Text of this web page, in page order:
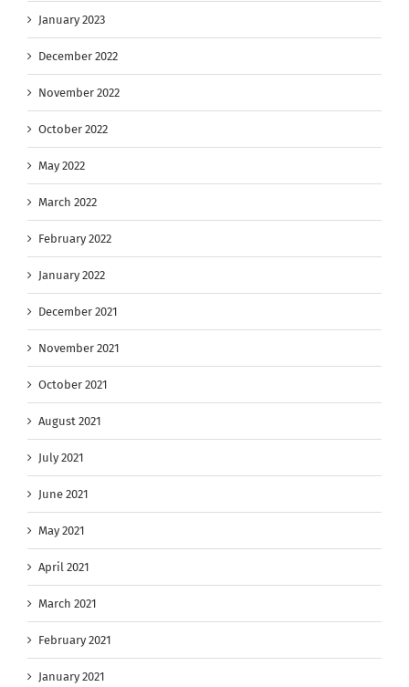
January 2023
December 2022
November 2022
October 2022
May 2022
March 2022
February 2022
January 2022
December 2021
November 2021
October 2021
August 2021
July 2021
June 2021
May 2021
April 2021
March 2021
February 2021
January 2021